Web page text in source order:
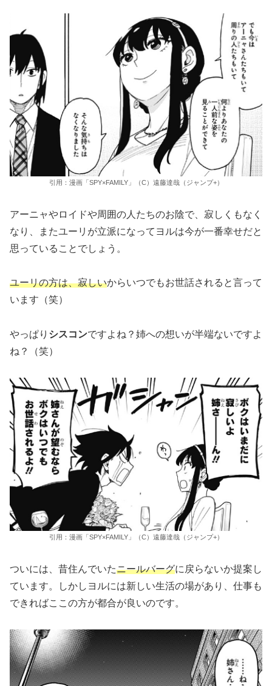
引用：漫画「SPY×FAMILY」（C）遠藤達哉（ジャンプ+）
アーニャやロイドや周囲の人たちのお陰で、寂しくもなく
なり、またユーリが立派になってヨルは今が一番幸せだと
思っていることでしょう。
ユーリの方は、寂しいからいつでもお世話されると言って
います（笑）
やっぱり シスコンですよね？姉への想いが半端ないですよ
ね？（笑）
引用：漫画「SPY×FAMILY」（C）遠藤達哉（ジャンプ+）
ついには、昔住んでいたニールバーグに戻らないか提案し
ています。しかしヨルには新しい生活の場があり、仕事も
できればここの方が都合が良いのです。